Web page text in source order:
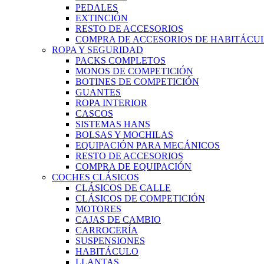
PEDALES
EXTINCIÓN
RESTO DE ACCESORIOS
COMPRA DE ACCESORIOS DE
ROPA Y SEGURIDAD
PACKS COMPLETOS
MONOS DE COMPETICIÓN
BOTINES DE COMPETICIÓN
GUANTES
ROPA INTERIOR
CASCOS
SISTEMAS HANS
BOLSAS Y MOCHILAS
EQUIPACIÓN PARA MECÁNICOS
RESTO DE ACCESORIOS
COMPRA DE EQUIPACIÓN
COCHES CLÁSICOS
CLÁSICOS DE CALLE
CLÁSICOS DE COMPETICIÓN
MOTORES
CAJAS DE CAMBIO
CARROCERÍA
SUSPENSIONES
HABITÁCULO
LLANTAS